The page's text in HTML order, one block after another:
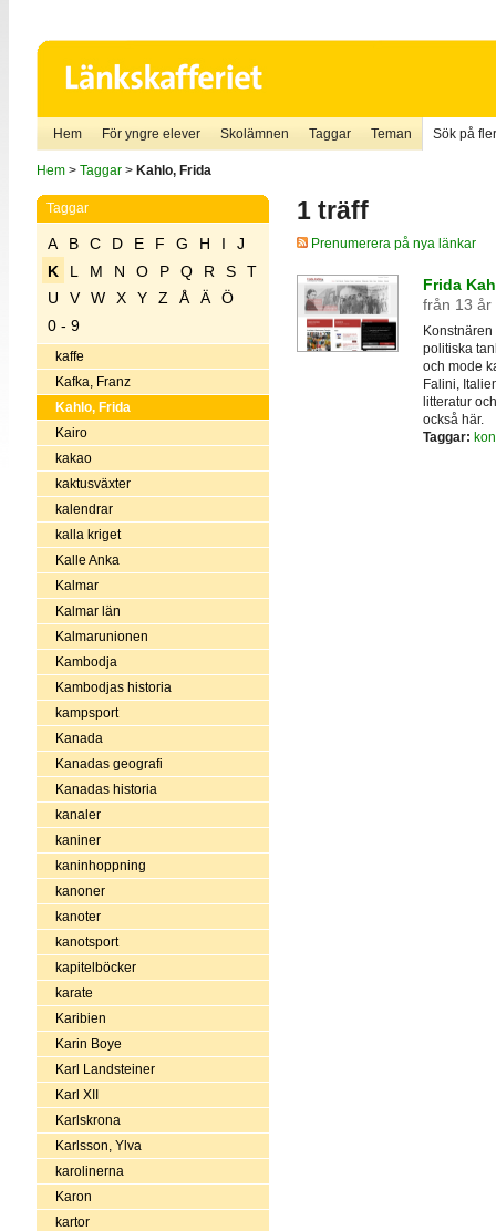
Hem För yngre elever Skolämnen Taggar Teman Sök på
Hem> Taggar> Kahlo, Frida
Taggar
A B C D E F G H I
J
K
L M N O P Q R S
T
U
V W X Y Z Å Ä
Ö
0 - 9
kaffe
Kafka, Franz
Kahlo, Frida
Kairo
kakao
kaktusväxter
kalendrar
kalla kriget
Kalle Anka
Kalmar
Kalmar län
Kalmarunionen
Kambodja
Kambodjas historia
kampsport
Kanada
Kanadas geografi
Kanadas historia
kanaler
kaniner
kaninhoppning
kanoner
kanoter
kanotsport
kapitelböcker
karate
Karibien
Karin Boye
Karl Landsteiner
Karl XII
Karlskrona
Karlsson, Ylva
karolinerna
Karon
kartor
1 träff
Prenumerera på nya länkar
Frida
från 13 år
Konstnären
politiska
och mode
Falini,
litteratur
också här.
Taggar: